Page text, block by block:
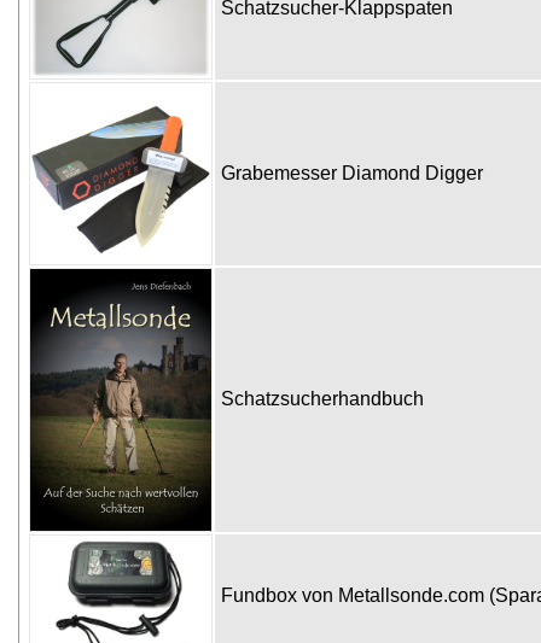
Schatzsucher-Klappspaten
Grabemesser Diamond Digger
Schatzsucherhandbuch
Fundbox von Metallsonde.com